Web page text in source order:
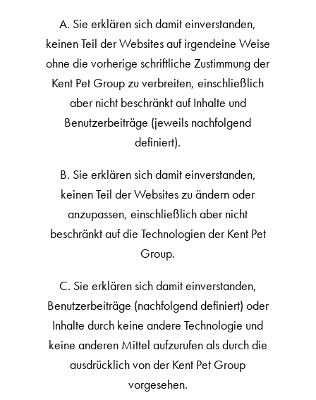
A. Sie erklären sich damit einverstanden,
keinen Teil der Websites auf irgendeine Weise
ohne die vorherige schriftliche Zustimmung der
Kent Pet Group zu verbreiten, einschließlich
aber nicht beschränkt auf Inhalte und
Benutzerbeiträge (jeweils nachfolgend
definiert).
B. Sie erklären sich damit einverstanden,
keinen Teil der Websites zu ändern oder
anzupassen, einschließlich aber nicht
beschränkt auf die Technologien der Kent Pet
Group.
C. Sie erklären sich damit einverstanden,
Benutzerbeiträge (nachfolgend definiert) oder
Inhalte durch keine andere Technologie und
keine anderen Mittel aufzurufen als durch die
ausdrücklich von der Kent Pet Group
vorgesehen.